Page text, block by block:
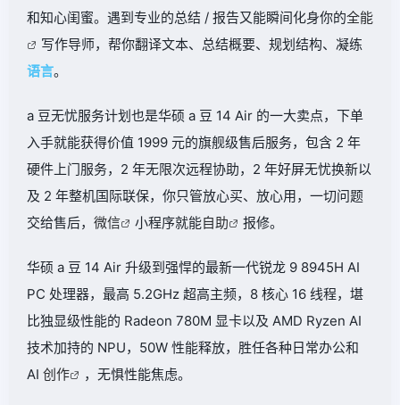
和知心闺蜜。遇到专业的总结 / 报告又能瞬间化身你的全能
写作导师，帮你翻译文本、总结概要、规划结构、凝练
语言。
a 豆无忧服务计划也是华硕 a 豆 14 Air 的一大卖点，下单
入手就能获得价值 1999 元的旗舰级售后服务，包含 2 年
硬件上门服务，2 年无限次远程协助，2 年好屏无忧换新以
及 2 年整机国际联保，你只管放心买、放心用，一切问题
交给售后， 微信 小程序就能自助 报修。
华硕 a 豆 14 Air 升级到强悍的最新一代锐龙 9 8945H AI
PC 处理器，最高 5.2GHz 超高主频，8 核心 16 线程，堪
比独显级性能的 Radeon 780M 显卡以及 AMD Ryzen AI
技术加持的 NPU，50W 性能释放，胜任各种日常办公和
AI 创作 ，无惧性能焦虑。